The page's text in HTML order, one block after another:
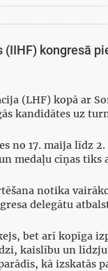
kongresā
(LHF) kopā ar
kandidātes uz
no 17. maija līdz
medaļu cīņas tiks
notika
delegātu
bet arī kopīga
kaislību un
kā izskatās